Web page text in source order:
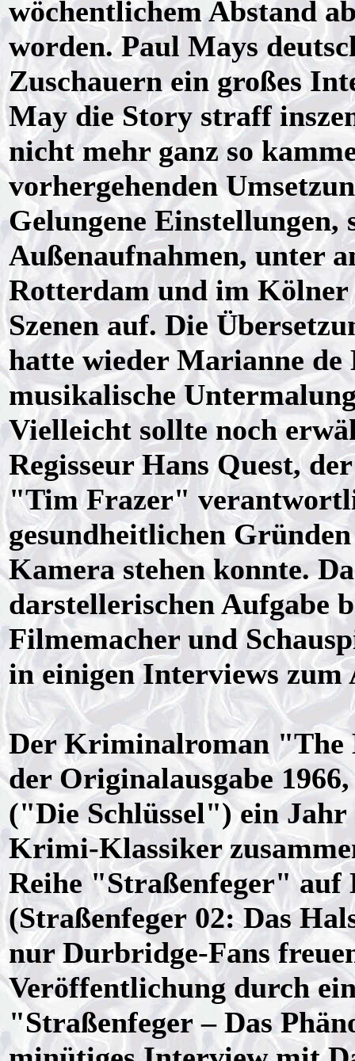
wöchentlichem Abstand
worden. Paul Mays
Zuschauern ein großes
May die Story straff
nicht mehr ganz so
vorhergehenden
Gelungene Einstellungen,
Außenaufnahmen, unter
Rotterdam und im
Szenen auf. Die
hatte wieder Marianne de
musikalische
Vielleicht sollte noch
Regisseur Hans Quest,
"Tim Frazer"
gesundheitlichen
Kamera stehen konnte.
darstellerischen Aufgabe
Filmemacher und
in einigen Interviews zum
Der Kriminalroman "The
der Originalausgabe
("Die Schlüssel") ein
Krimi-Klassiker
Reihe "Straßenfeger" auf
(Straßenfeger 02: Das
nur Durbridge-Fans
Veröffentlichung durch
"Straßenfeger – Das